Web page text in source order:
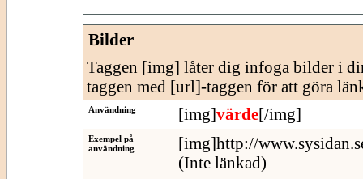
Bilder
Taggen [img] låter dig infoga bilder i
taggen med [url]-taggen för att göra
Användning [img]värde[/img]
Exempel på
användning
[img]http://
(Inte länkad)